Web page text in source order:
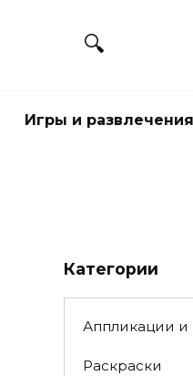
Игры и развлечения
Категории
Аппликации и
Раскраски